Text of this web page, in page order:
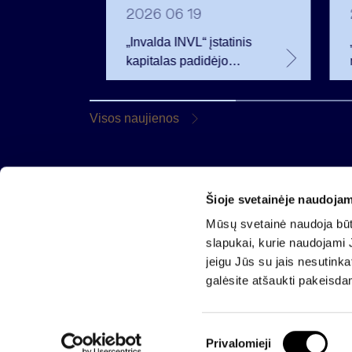
Šioje svetainėje
Mūsų svetainė naudoja
slapukai, kurie naudojami
jeigu Jūs su jais
galėsite atšaukti
Privalomieji
2026 06 19
„Invalda INVL“ įstatinis
kapitalas padidėjo
darbuotojams tapus
akcininkais
Visos naujienos
Gynėjų g. 14, 01110 Vilnius
info@invaldainvl.com